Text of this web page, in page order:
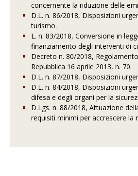
concernente la riduzione delle
D.L. n. 86/2018, Disposizioni
turismo.
L. n. 83/2018, Conversione in
finanziamento degli interventi di
Decreto n. 80/2018,
Repubblica 16 aprile 2013, n. 70.
D.L. n. 87/2018, Disposizioni
D.L. n. 84/2018, Disposizioni
difesa e degli organi per la
D.Lgs. n. 88/2018, Attuazione
requisiti minimi per accrescere